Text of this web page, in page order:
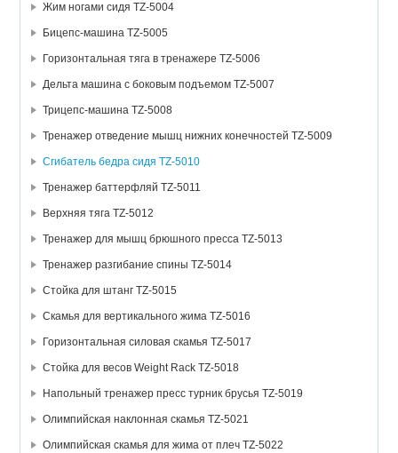
Жим ногами сидя TZ-5004
Бицепс-машина TZ-5005
Горизонтальная тяга в тренажере TZ-5006
Дельта машина с боковым подъемом TZ-5007
Трицепс-машина TZ-5008
Тренажер отведение мышц нижних конечностей TZ-5009
Сгибатель бедра сидя TZ-5010
Тренажер баттерфляй TZ-5011
Верхняя тяга TZ-5012
Тренажер для мышц брюшного пресса TZ-5013
Тренажер разгибание спины TZ-5014
Стойка для штанг TZ-5015
Скамья для вертикального жима TZ-5016
Горизонтальная силовая скамья TZ-5017
Стойка для весов Weight Rack TZ-5018
Напольный тренажер пресс турник брусья TZ-5019
Олимпийская наклонная скамья TZ-5021
Олимпийская скамья для жима от плеч TZ-5022